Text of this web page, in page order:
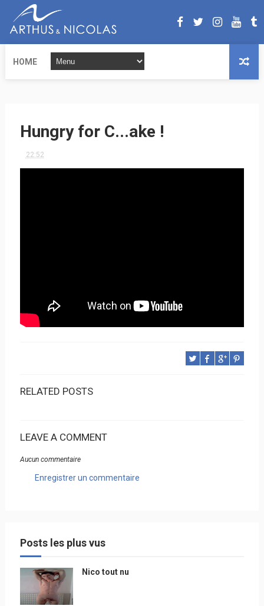
HOME
Hungry for C...ake !
22:52
RELATED POSTS
LEAVE A COMMENT
Aucun commentaire
Enregistrer un commentaire
Posts les plus vus
Nico tout nu